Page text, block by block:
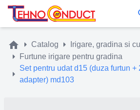
Catalog
Irigare, gradina si
Furtune irigare pentru gradina
Set pentru udat d15 (duza furtun +
adapter) md103